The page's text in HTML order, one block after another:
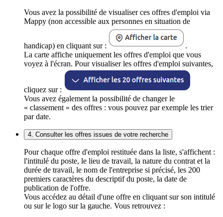
Vous avez la possibilité de visualiser ces offres d'emploi via
Mappy (non accessible aux personnes en situation de
handicap) en cliquant sur :
.
La carte affiche uniquement les offres d'emploi que vous
voyez à l'écran. Pour visualiser les offres d'emploi suivantes,
cliquez sur :
Vous avez également la possibilité de changer le
« classement » des offres : vous pouvez par exemple les trier
par date.
4. Consulter les offres issues de votre recherche
Pour chaque offre d'emploi restituée dans la liste, s'affichent :
l'intitulé du poste, le lieu de travail, la nature du contrat et la
durée de travail, le nom de l'entreprise si précisé, les 200
premiers caractères du descriptif du poste, la date de
publication de l'offre.
Vous accédez au détail d'une offre en cliquant sur son intitulé
ou sur le logo sur la gauche. Vous retrouvez :